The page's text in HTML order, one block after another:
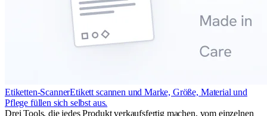
Etiketten-ScannerEtikett scannen und Marke, Größe, Material und
Pflege füllen sich selbst aus.
Drei Tools, die jedes Produkt verkaufsfertig machen, vom einzelnen